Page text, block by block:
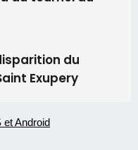
Corse 2026
pas avant 2081
en Corse pour
?
restaurants